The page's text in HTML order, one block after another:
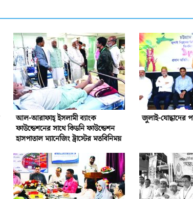
আল-আরাফাহ্‌ ইসলামী ব্যাংক
ফাউন্ডেশনের সাথে কিডনি ফাউন্ডেশন
হাসপাতাল ম্যানেজিং ট্রাস্টের মতবিনিময়
জুলাই-যোদ্ধাদের